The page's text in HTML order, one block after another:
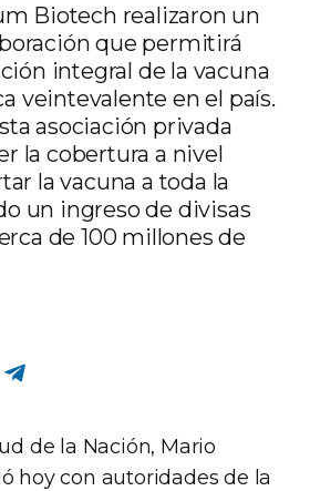
Biotech realizaron un
que permitirá
integral de la vacuna
veintevalente en el país.
asociación privada
la cobertura a nivel
la vacuna a toda la
un ingreso de divisas
de 100 millones de
de la Nación, Mario
hoy con autoridades de la